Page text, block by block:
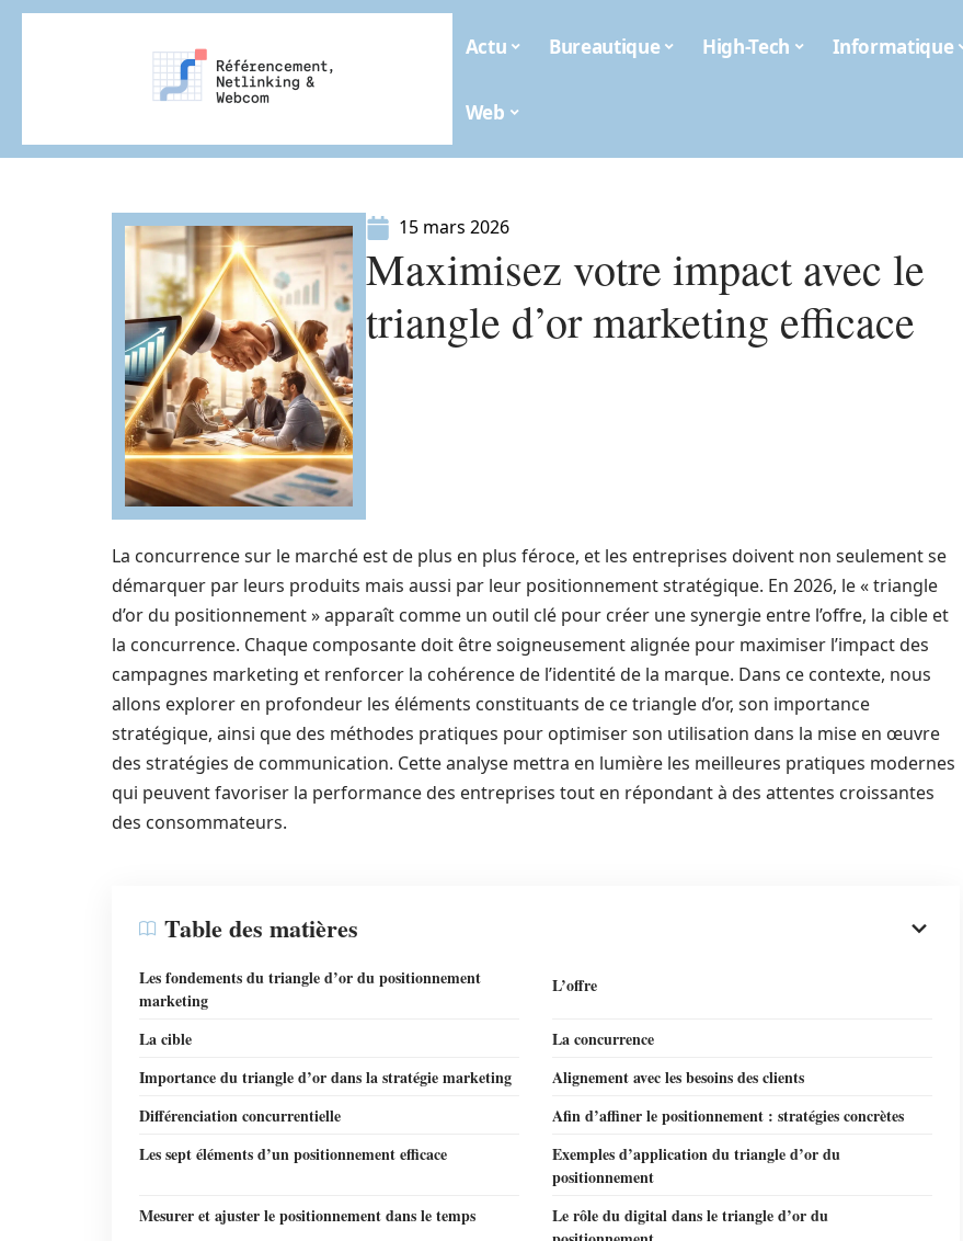
Actu Bureautique High-Tech Informatique
Web
15 mars 2026
Maximisez votre impact avec le
triangle d’or marketing efficace
La concurrence sur le marché est de plus en plus féroce, et les entreprises doivent non seulement se
démarquer par leurs produits mais aussi par leur positionnement stratégique. En 2026, le « triangle
d’or du positionnement » apparaît comme un outil clé pour créer une synergie entre l’offre, la cible et
la concurrence. Chaque composante doit être soigneusement alignée pour maximiser l’impact des
campagnes marketing et renforcer la cohérence de l’identité de la marque. Dans ce contexte, nous
allons explorer en profondeur les éléments constituants de ce triangle d’or, son importance
stratégique, ainsi que des méthodes pratiques pour optimiser son utilisation dans la mise en œuvre
des stratégies de communication. Cette analyse mettra en lumière les meilleures pratiques modernes
qui peuvent favoriser la performance des entreprises tout en répondant à des attentes croissantes
des consommateurs.
Table des matières
Les fondements du triangle d’or du positionnement
marketing
L’offre
La cible
La concurrence
Importance du triangle d’or dans la stratégie marketing
Alignement avec les besoins des clients
Différenciation concurrentielle
Afin d’affiner le positionnement : stratégies concrètes
Les sept éléments d’un positionnement efficace
Exemples d’application du triangle d’or du
positionnement
Mesurer et ajuster le positionnement dans le temps
Le rôle du digital dans le triangle d’or du